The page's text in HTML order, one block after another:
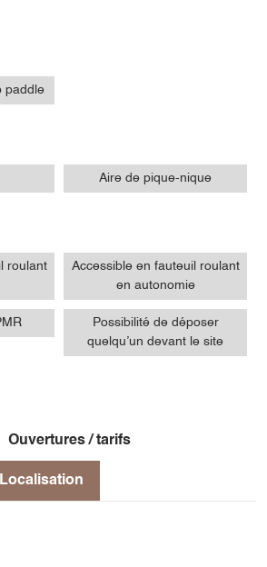
paddle
Aire de pique-nique
roulant
Accessible en fauteuil roulant
en autonomie
Possibilité de déposer
quelqu’un devant le site
Ouvertures / tarifs
Localisation